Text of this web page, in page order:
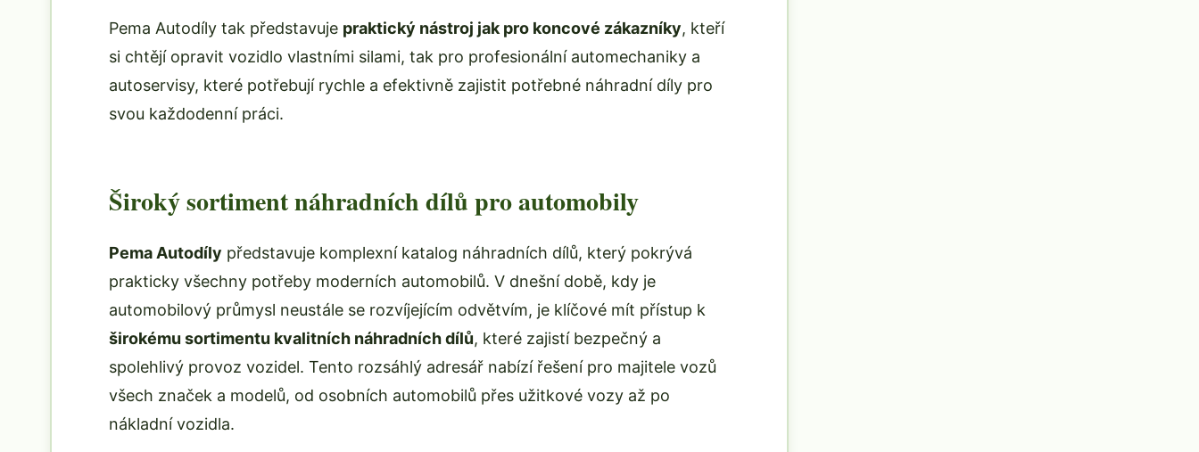
Pema Autodíly tak představuje praktický nástroj jak pro koncové zákazníky, kteří
si chtějí opravit vozidlo vlastními silami, tak pro profesionální automechaniky a
autoservisy, které potřebují rychle a efektivně zajistit potřebné náhradní díly pro
svou každodenní práci.
Široký sortiment náhradních dílů pro automobily
Pema Autodíly představuje komplexní katalog náhradních dílů, který pokrývá
prakticky všechny potřeby moderních automobilů. V dnešní době, kdy je
automobilový průmysl neustále se rozvíjejícím odvětvím, je klíčové mít přístup k
širokému sortimentu kvalitních náhradních dílů, které zajistí bezpečný a
spolehlivý provoz vozidel. Tento rozsáhlý adresář nabízí řešení pro majitele vozů
všech značek a modelů, od osobních automobilů přes užitkové vozy až po
nákladní vozidla.